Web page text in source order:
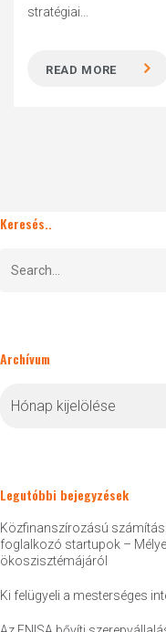
stratégiai...
READ MORE
Keresés..
Archívum
Legutóbbi bejegyzések
Közfinanszírozású
foglalkozó startupok –
ökoszisztémájáról
Ki felügyeli a mesterséges